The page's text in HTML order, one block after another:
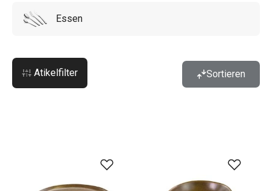
Essen
Atikelfilter Sortieren